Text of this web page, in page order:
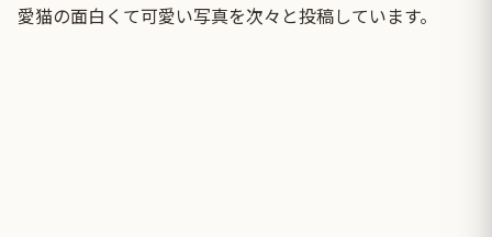
愛猫の面白くて可愛い写真を次々と投稿しています。